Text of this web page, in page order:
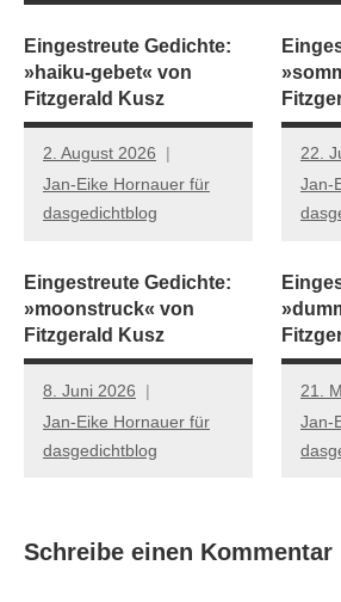
Eingestreute Gedichte:
»haiku-gebet« von
Fitzgerald Kusz
2. August 2026
Jan-Eike Hornauer für
dasgedichtblog
22.
Jan-
Eingestreute Gedichte:
»moonstruck« von
Fitzgerald Kusz
8. Juni 2026
Jan-Eike Hornauer für
dasgedichtblog
21.
Jan-
Schreibe einen Kommentar